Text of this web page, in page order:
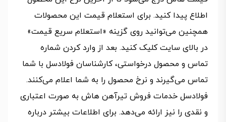
اطلاع پیدا کنید. برای استعلام قیمت این محصولات
همچنین می‌توانید روی گزینه «استعلام سریع قیمت»
در بالای سایت کلیک کنید. بعد از وارد کردن شماره
تماس و محصول درخواستی، کارشناسان فولادسل با شما
تماس می‌گیرند و نرخ محصول را به شما اعلام می‌کنند.
فولادسل خدمات فروش تیرآهن هاش به صورت اعتباری
و نقدی را نیز ارائه می‌دهد. برای اطلاعات بیشتر درباره